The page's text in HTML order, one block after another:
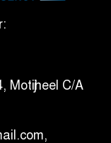
বই বিক্রির
মালিকানা
Motijheel C/A